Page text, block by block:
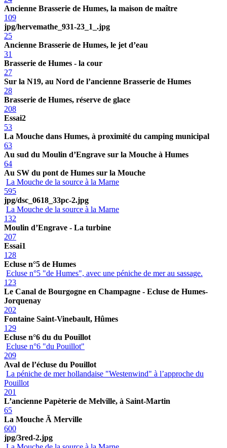
Ancienne Brasserie de Humes, la maison de maître
109
jpg/hervemathe_931-23_1_.jpg
25
Ancienne Brasserie de Humes, le jet d’eau
31
Brasserie de Humes - la cour
27
Sur la N19, au Nord de l’ancienne Brasserie de Humes
28
Brasserie de Humes, réserve de glace
208
Essai2
53
La Mouche dans Humes, à proximité du camping municipal
63
Au sud du Moulin d’Engrave sur la Mouche à Humes
64
Au SW du pont de Humes sur la Mouche
La Mouche de la source à la Marne
595
jpg/dsc_0618_33pc-2.jpg
La Mouche de la source à la Marne
132
Moulin d’Engrave - La turbine
207
Essai1
128
Ecluse n°5 de Humes
Ecluse n°5 "de Humes", avec une péniche de mer au sassage.
123
Le Canal de Bourgogne en Champagne - Ecluse de Humes-
Jorquenay
202
Fontaine Saint-Vinebault, Hûmes
129
Ecluse n°6 du du Pouillot
Ecluse n°6 "du Pouillot"
209
Aval de l’écluse du Pouillot
La péniche de mer hollandaise "Westenwind" à l’approche du
Pouillot
201
L’ancienne Papèterie de Melville, à Saint-Martin
65
La Mouche Ã Merville
600
jpg/3red-2.jpg